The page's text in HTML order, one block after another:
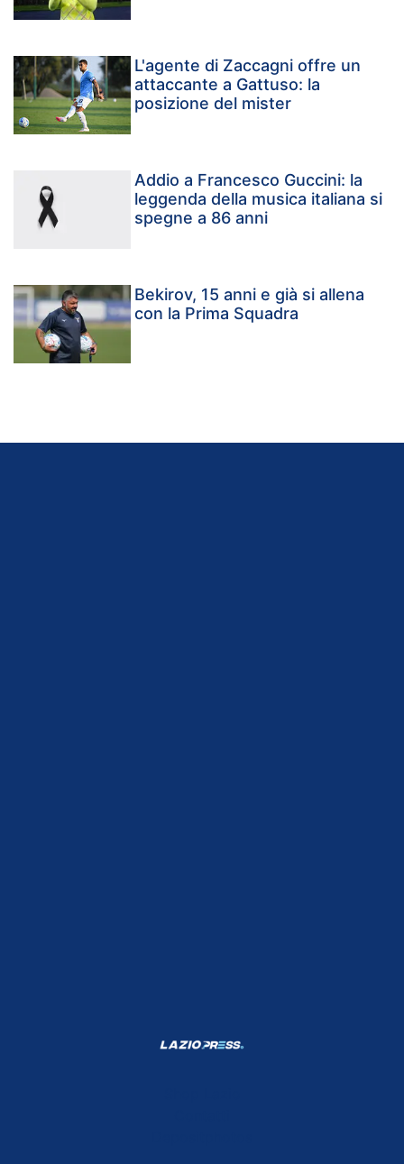
L'agente di Zaccagni offre un
attaccante a Gattuso: la
posizione del mister
Addio a Francesco Guccini: la
leggenda della musica italiana si
spegne a 86 anni
Bekirov, 15 anni e già si allena
con la Prima Squadra